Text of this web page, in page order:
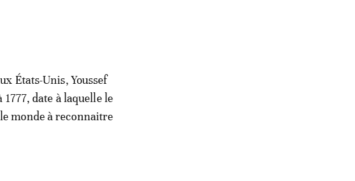
États-Unis, Youssef
date à laquelle le
monde à reconnaitre